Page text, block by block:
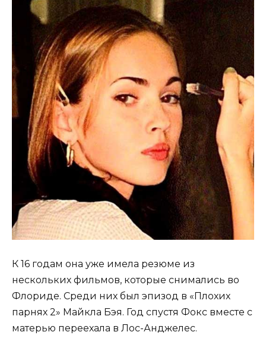
К 16 годам она уже имела резюме из
нескольких фильмов, которые снимались во
Флориде. Среди них был эпизод в «Плохих
парнях 2» Майкла Бэя. Год спустя Фокс вместе с
матерью переехала в Лос-Анджелес.